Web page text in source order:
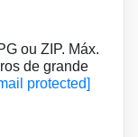
ou ZIP. Máx.
de grande
protected]